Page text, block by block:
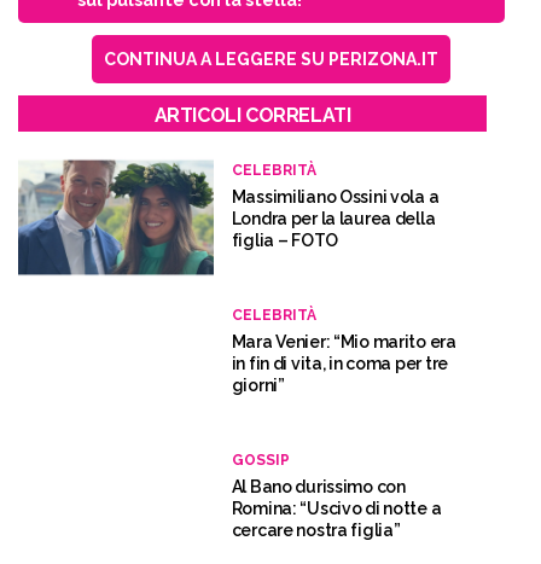
CONTINUA A LEGGERE SU PERIZONA.IT
ARTICOLI CORRELATI
CELEBRITÀ
Massimiliano Ossini vola a
Londra per la laurea della
figlia – FOTO
CELEBRITÀ
Mara Venier: “Mio marito era
in fin di vita, in coma per tre
giorni”
GOSSIP
Al Bano durissimo con
Romina: “Uscivo di notte a
cercare nostra figlia”